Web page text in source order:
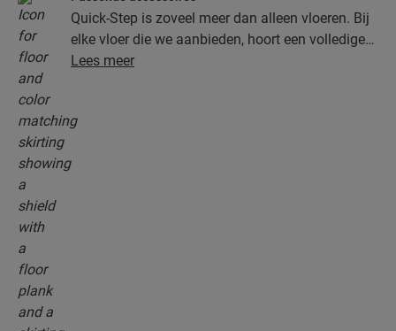
Quick-Step is zoveel meer dan alleen vloeren. Bij
elke vloer die we aanbieden, hoort een volledige
collectie accessoires, inclusief ondervloeren,
Lees meer